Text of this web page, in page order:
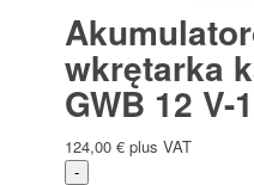
wkrętarka
GWB 12 V-
124,00 € plus VAT